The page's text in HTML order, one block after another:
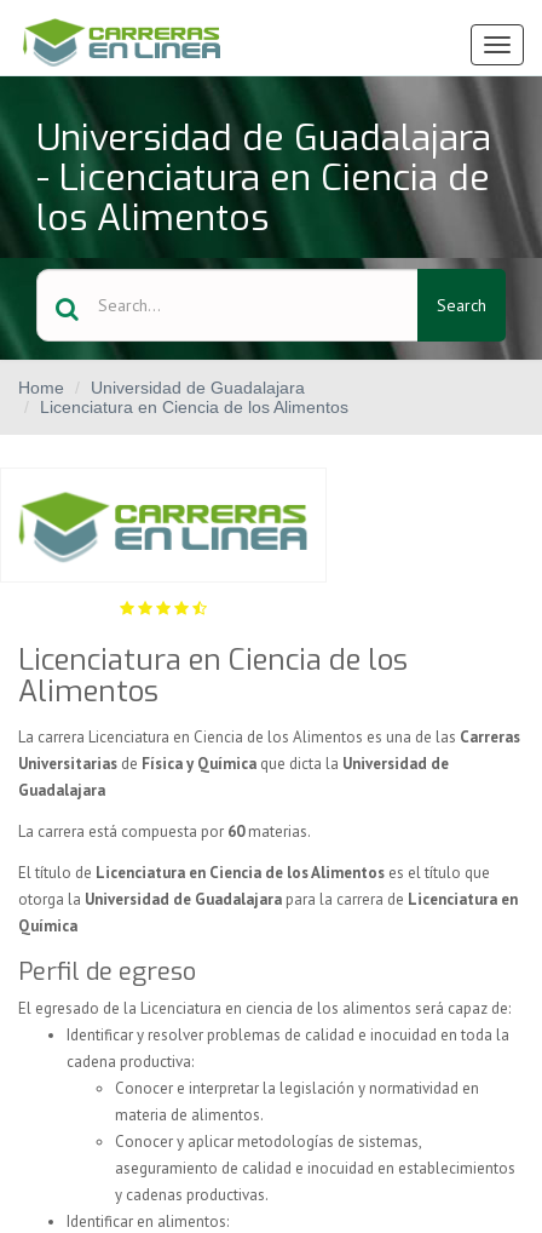
Ver
Menú
Universidad de Guadalajara
- Licenciatura en Ciencia de
los Alimentos
Search
Home
Universidad de Guadalajara
Licenciatura en Ciencia de los Alimentos
Licenciatura en Ciencia de los
Alimentos
La carrera Licenciatura en Ciencia de los Alimentos es una de las Carreras
Universitarias de Física y Química que dicta la Universidad de
Guadalajara
La carrera está compuesta por 60materias.
El título de Licenciatura en Ciencia de los Alimentos es el título que
otorga la Universidad de Guadalajara para la carrera de Licenciatura en
Química
Perfil de egreso
El egresado de la Licenciatura en ciencia de los alimentos será capaz de:
Identificar y resolver problemas de calidad e inocuidad en toda la
cadena productiva:
Conocer e interpretar la legislación y normatividad en
materia de alimentos.
Conocer y aplicar metodologías de sistemas,
aseguramiento de calidad e inocuidad en establecimientos
y cadenas productivas.
Identificar en alimentos: